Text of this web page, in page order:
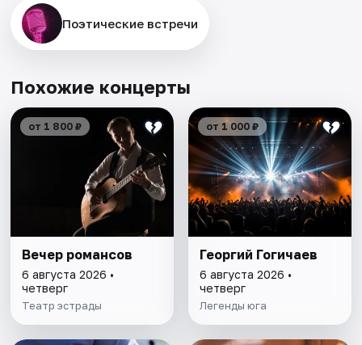
Поэтические встречи
Похожие концерты
от 1 800 ₽
Вечер романсов
6 августа 2026 •
четверг
Театр эстрады
от 1 000 ₽
Георгий Гогичаев
6 августа 2026 •
четверг
Легенды юга